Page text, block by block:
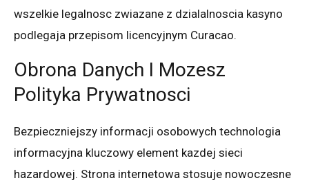
wszelkie legalnosc zwiazane z dzialalnoscia kasyno
podlegaja przepisom licencyjnym Curacao.
Obrona Danych I Mozesz
Polityka Prywatnosci
Bezpieczniejszy informacji osobowych technologia
informacyjna kluczowy element kazdej sieci
hazardowej. Strona internetowa stosuje nowoczesne